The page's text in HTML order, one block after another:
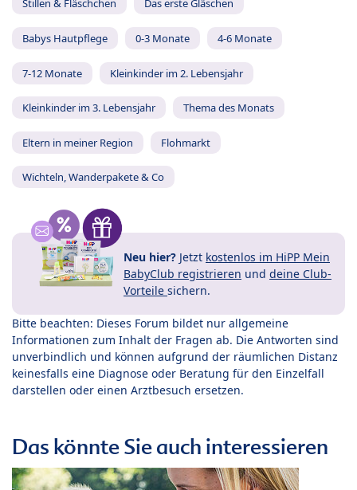
Stillen & Fläschchen Das erste Gläschen
Babys Hautpflege 0-3 Monate 4-6 Monate
7-12 Monate Kleinkinder im 2. Lebensjahr
Kleinkinder im 3. Lebensjahr Thema des Monats
Eltern in meiner Region Flohmarkt
Wichteln, Wanderpakete & Co
Neu hier? Jetzt kostenlos im HiPP Mein
BabyClub registrieren und deine Club-
Vorteile sichern.
Bitte beachten: Dieses Forum bildet nur allgemeine
Informationen zum Inhalt der Fragen ab. Die Antworten sind
unverbindlich und können aufgrund der räumlichen Distanz
keinesfalls eine Diagnose oder Beratung für den Einzelfall
darstellen oder einen Arztbesuch ersetzen.
Das könnte Sie auch interessieren